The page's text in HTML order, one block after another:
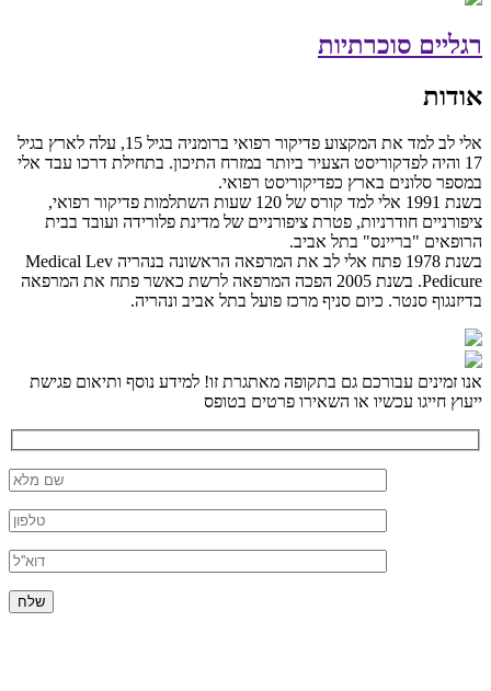
רגליים סוכרתיות
אודות
אלי לב למד את המקצוע פדיקור רפואי ברומניה בגיל 15, עלה לארץ בגיל
17 והיה לפדקוריסט הצעיר ביותר במזרח התיכון. בתחילת דרכו עבד אלי
במספר סלונים בארץ כפדיקוריסט רפואי.
בשנת 1991 אלי למד קורס של 120 שעות השתלמות פדיקור רפואי,
ציפורניים חודרניות, פטרת ציפורניים של מדינת פלורידה ועובד בבית
הרופאים "בריינס" בתל אביב.
בשנת 1978 פתח אלי לב את המרפאה הראשונה בנהריה Medical Lev
Pedicure. בשנת 2005 הפכה המרפאה לרשת כאשר פתח את המרפאה
בדיזנגוף סנטר. כיום סניף מרכז פועל בתל אביב ונהריה.
אנו זמינים עבורכם גם בתקופה מאתגרת זו! למידע נוסף ותיאום פגישת
ייעוץ חייגו עכשיו או השאירו פרטים בטופס